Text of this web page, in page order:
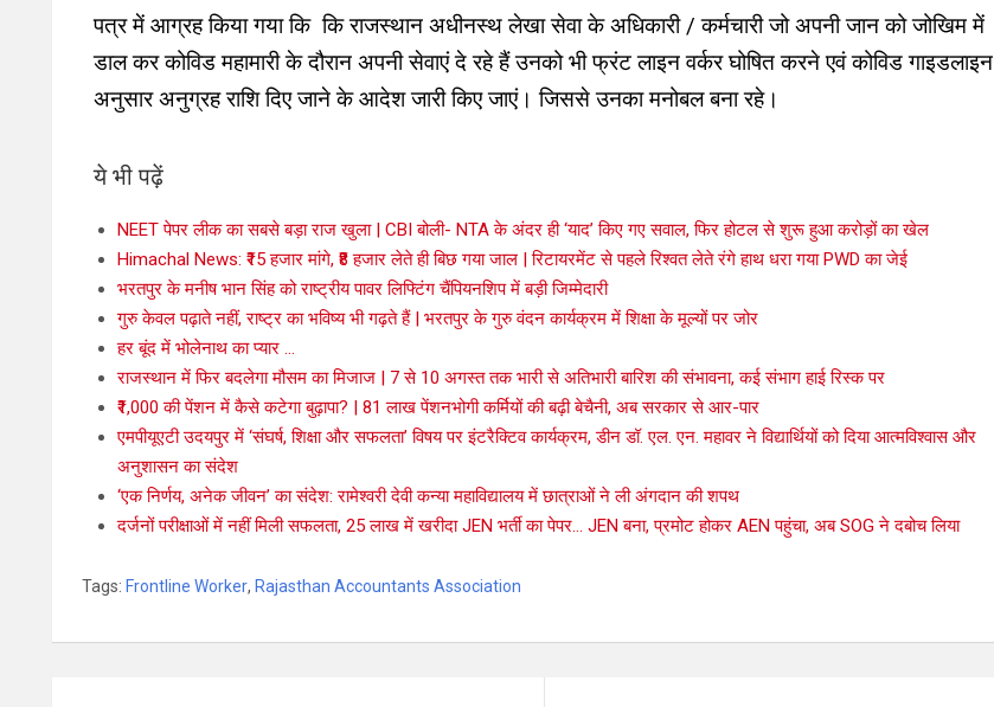
पत्र में आग्रह किया गया कि कि राजस्थान अधीनस्थ लेखा सेवा के अधिकारी / कर्मचारी जो अपनी जान को जोखिम में
डाल कर कोविड महामारी के दौरान अपनी सेवाएं दे रहे हैं उनको भी फ्रंट लाइन वर्कर घोषित करने एवं कोविड गाइडलाइन
अनुसार अनुग्रह राशि दिए जाने के आदेश जारी किए जाएं।जिससे उनका मनोबल बना रहे।
ये भी पढ़ें
NEET पेपर लीक का सबसे बड़ा राज खुला | CBI बोली- NTA के अंदर ही ‘याद’ किए गए सवाल, फिर होटल से शुरू हुआ करोड़ों का खेल
Himachal News: ₹15 हजार मांगे, ₹8 हजार लेते ही बिछ गया जाल | रिटायरमेंट से पहले रिश्वत लेते रंगे हाथ धरा गया PWD का जेई
भरतपुर के मनीष भान सिंह को राष्ट्रीय पावर लिफ्टिंग चैंपियनशिप में बड़ी जिम्मेदारी
गुरु केवल पढ़ाते नहीं, राष्ट्र का भविष्य भी गढ़ते हैं | भरतपुर के गुरु वंदन कार्यक्रम में शिक्षा के मूल्यों पर जोर
हर बूंद में भोलेनाथ का प्यार …
राजस्थान में फिर बदलेगा मौसम का मिजाज | 7 से 10 अगस्त तक भारी से अतिभारी बारिश की संभावना, कई संभाग हाई रिस्क पर
₹1,000 की पेंशन में कैसे कटेगा बुढ़ापा? | 81 लाख पेंशनभोगी कर्मियों की बढ़ी बेचैनी, अब सरकार से आर-पार
एमपीयूएटी उदयपुर में ‘संघर्ष, शिक्षा और सफलता’ विषय पर इंटरैक्टिव कार्यक्रम, डीन डॉ. एल. एन. महावर ने विद्यार्थियों को दिया आत्मविश्वास और
अनुशासन का संदेश
‘एक निर्णय, अनेक जीवन’ का संदेश: रामेश्वरी देवी कन्या महाविद्यालय में छात्राओं ने ली अंगदान की शपथ
दर्जनों परीक्षाओं में नहीं मिली सफलता, 25 लाख में खरीदा JEN भर्ती का पेपर… JEN बना, प्रमोट होकर AEN पहुंचा, अब SOG ने दबोच लिया
Tags: Frontline Worker, Rajasthan Accountants Association